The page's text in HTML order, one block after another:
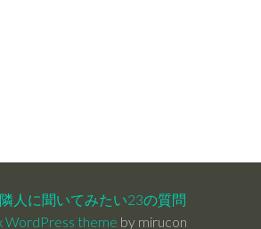
隣人に聞いてみたい23の質問
WordPress theme by mirucon